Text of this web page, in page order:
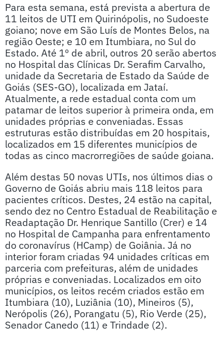
Para esta semana, está prevista a abertura de
11 leitos de UTI em Quirinópolis, no Sudoeste
goiano; nove em São Luís de Montes Belos, na
região Oeste; e 10 em Itumbiara, no Sul do
Estado. Até 1º de abril, outros 20 serão abertos
no Hospital das Clínicas Dr. Serafim Carvalho,
unidade da Secretaria de Estado da Saúde de
Goiás (SES-GO), localizada em Jataí.
Atualmente, a rede estadual conta com um
patamar de leitos superior à primeira onda, em
unidades próprias e conveniadas. Essas
estruturas estão distribuídas em 20 hospitais,
localizados em 15 diferentes municípios de
todas as cinco macrorregiões de saúde goiana.
Além destas 50 novas UTIs, nos últimos dias o
Governo de Goiás abriu mais 118 leitos para
pacientes críticos. Destes, 24 estão na capital,
sendo dez no Centro Estadual de Reabilitação e
Readaptação Dr. Henrique Santillo (Crer) e 14
no Hospital de Campanha para enfrentamento
do coronavírus (HCamp) de Goiânia. Já no
interior foram criadas 94 unidades críticas em
parceria com prefeituras, além de unidades
próprias e conveniadas. Localizados em oito
municípios, os leitos recém criados estão em
Itumbiara (10), Luziânia (10), Mineiros (5),
Nerópolis (26), Porangatu (5), Rio Verde (25),
Senador Canedo (11) e Trindade (2).